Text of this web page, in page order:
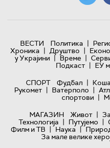
ВЕСТИ Политика |
Хроника | Друштво |
у Украјини | Време |
Подкаст | ЕУ
СПОРТ
Фудбал |
Рукомет | Ватерполо |
спортови |
МАГАЗИН
Живот |
Технологијa | Путујемо |
Филм и ТВ | Наука |
За мале велике